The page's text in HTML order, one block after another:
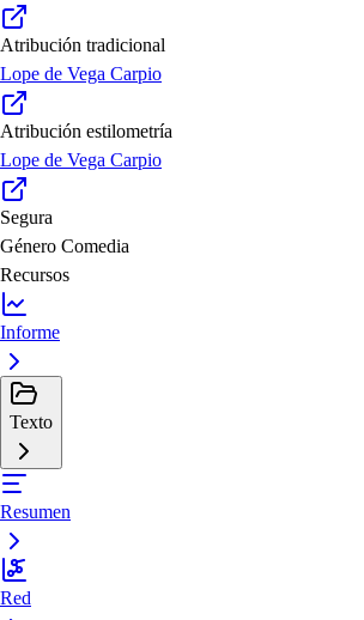
Atribución tradicional
Lope de Vega Carpio
Atribución estilometría
Lope de Vega Carpio
Segura
Género Comedia
Recursos
Informe
Texto
Resumen
Red